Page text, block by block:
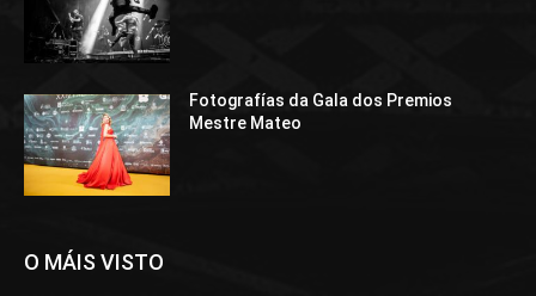
Fotografías da Gala dos Premios
Mestre Mateo
O MÁIS VISTO